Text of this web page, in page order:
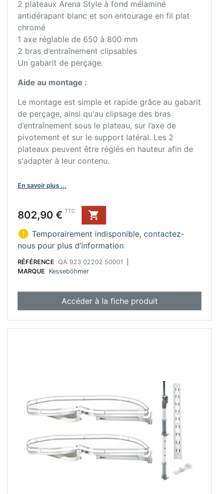
2 plateaux Arena Style à fond mélaminé
antidérapant blanc et son entourage en fil plat
chromé
1 axe réglable de 650 à 800 mm
2 bras d’entraînement clipsables
Un gabarit de perçage.
Aide au montage :
Le montage est simple et rapide grâce au gabarit
de perçage, ainsi qu'au clipsage des bras
d’entraînement sous le plateau, sur l’axe de
pivotement et sur le support latéral. Les 2
plateaux peuvent être réglés en hauteur afin de
s'adapter à leur contenu.
En savoir plus ...
Prix
802,90 € TTC

 Temporairement indisponible, contactez-
nous pour plus d’information
RÉFÉRENCE QA 923 02202 50001
MARQUE
Kesseböhmer
Accéder à la fiche produit